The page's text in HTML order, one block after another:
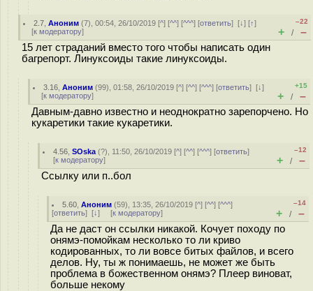
2.7 ,Аноним (7), 00:54, 26/10/2019 [^] [^^] [^^^] [ответить][↓] [↑]
[к модератору]
–22
+ / –
15 лет страданий вместо того чтобы написать один
багрепорт. Линуксоиды такие линуксоиды.
3.16 ,Аноним (99), 01:58, 26/10/2019 [^] [^^] [^^^] [ответить][↓]
[к модератору]
+15
+ / –
Давным-давно известно и неоднократно зарепорчено. Но
кукаретики такие кукаретики.
4.56 ,SOska (?), 11:50, 26/10/2019 [^] [^^] [^^^] [ответить]
[к модератору]
–12
+ / –
Ссылку или п..бол
5.60 ,Аноним (59), 13:35, 26/10/2019 [^] [^^] [^^^]
[ответить] [↓] [к модератору]
–14
+ / –
Да не даст он ссылки никакой. Кочует походу по
онямэ-помойкам несколько то ли криво
кодированных, то ли вовсе битых файлов, и всего
делов. Ну, ты ж понимаешь, не может же быть
проблема в божественном онямэ? Плеер виноват,
больше некому